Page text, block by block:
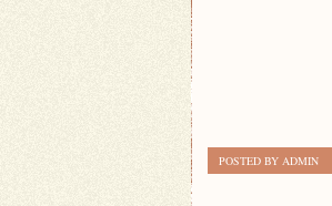
POSTED BY ADMIN